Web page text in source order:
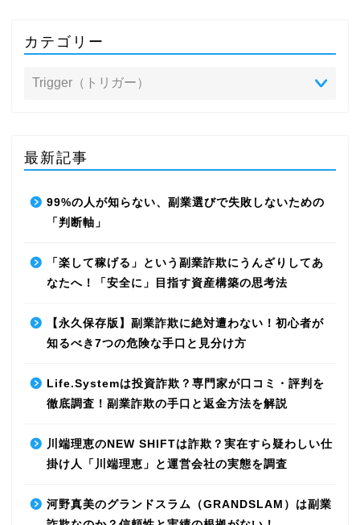
カテゴリー
最新記事
99%の人が知らない、副業選びで失敗しないための
「判断軸」
「楽して稼げる」という副業詐欺にうんざりしてあ
なたへ！「安全に」目指す資産構築の思考法
【永久保存版】副業詐欺に絶対遭わない！初心者が
知るべき7つの危険な手口と見分け方
Life.Systemは投資詐欺？専門家が口コミ・評判を
徹底調査！副業詐欺の手口と返金方法を解説
川端理恵のNEW SHIFTは詐欺？実在すら疑わしい仕
掛け人「川端理恵」と運営会社の実態を調査
河野真美のグランドスラム（GRANDSLAM）は副業